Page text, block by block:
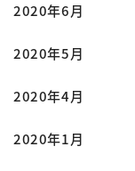
2020年6月
2020年5月
2020年4月
2020年1月